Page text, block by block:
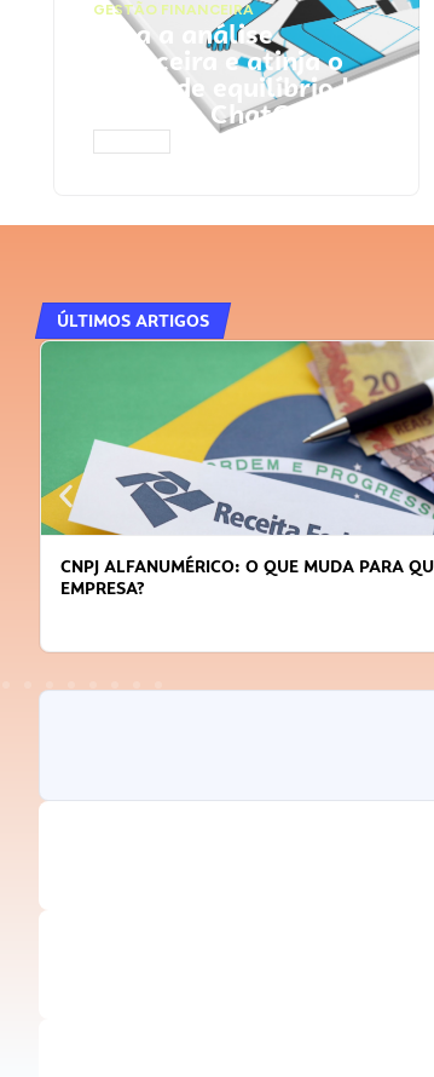
GESTÃO FINANCEIRA
Faça a análise
financeira e atinja o
ponto de equilíbrio |
Prompts ChatGPT
ÚLTIMOS ARTIGOS
CNPJ ALFANUMÉRICO: O QUE MUDA PARA
EMPRESA?